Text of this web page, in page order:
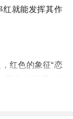
红就能发挥其作
红色的象征“恋